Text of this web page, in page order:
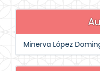
Minerva López